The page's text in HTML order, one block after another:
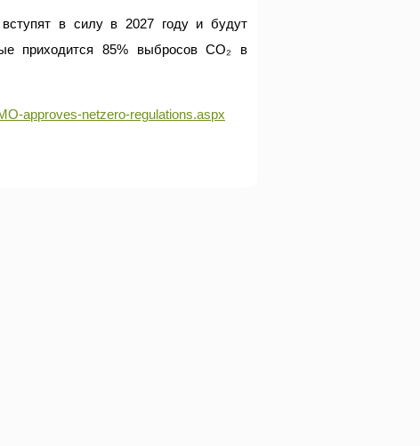
в силу в 2027 году и будут
приходится 85% выбросов CO₂ в
approves-netzero-regulations.aspx